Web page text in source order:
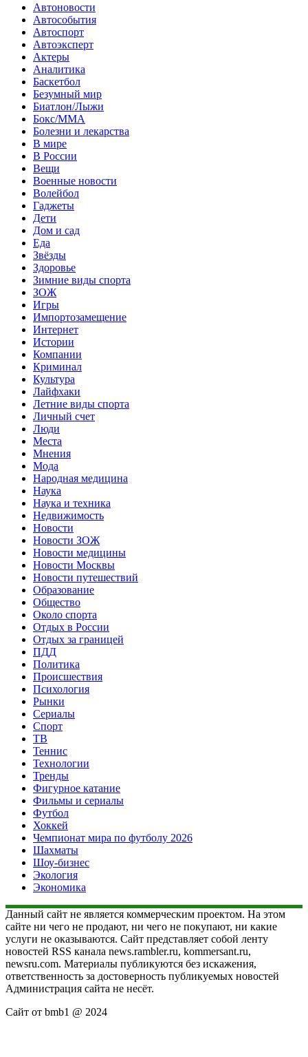
Автоновости
Автособытия
Автоспорт
Автоэксперт
Актеры
Аналитика
Баскетбол
Безумный мир
Биатлон/Лыжи
Бокс/MMA
Болезни и лекарства
В мире
В России
Вещи
Военные новости
Волейбол
Гаджеты
Дети
Дом и сад
Еда
Звёзды
Здоровье
Зимние виды спорта
ЗОЖ
Игры
Импортозамещение
Интернет
Истории
Компании
Криминал
Культура
Лайфхаки
Летние виды спорта
Личный счет
Люди
Места
Мнения
Мода
Народная медицина
Наука
Наука и техника
Недвижимость
Новости
Новости ЗОЖ
Новости медицины
Новости Москвы
Новости путешествий
Образование
Общество
Около спорта
Отдых в России
Отдых за границей
ПДД
Политика
Происшествия
Психология
Рынки
Сериалы
Спорт
ТВ
Теннис
Технологии
Тренды
Фигурное катание
Фильмы и сериалы
Футбол
Хоккей
Чемпионат мира по футболу 2026
Шахматы
Шоу-бизнес
Экология
Экономика
Данный сайт не является коммерческим проектом. На этом
сайте ни чего не продают, ни чего не покупают, ни какие
услуги не оказываются. Сайт представляет собой ленту
новостей RSS канала news.rambler.ru, kommersant.ru,
newsru.com. Материалы публикуются без искажения,
ответственность за достоверность публикуемых новостей
Администрация сайта не несёт.
Сайт от bmb1 @ 2024